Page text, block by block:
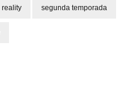
reality segunda temporada